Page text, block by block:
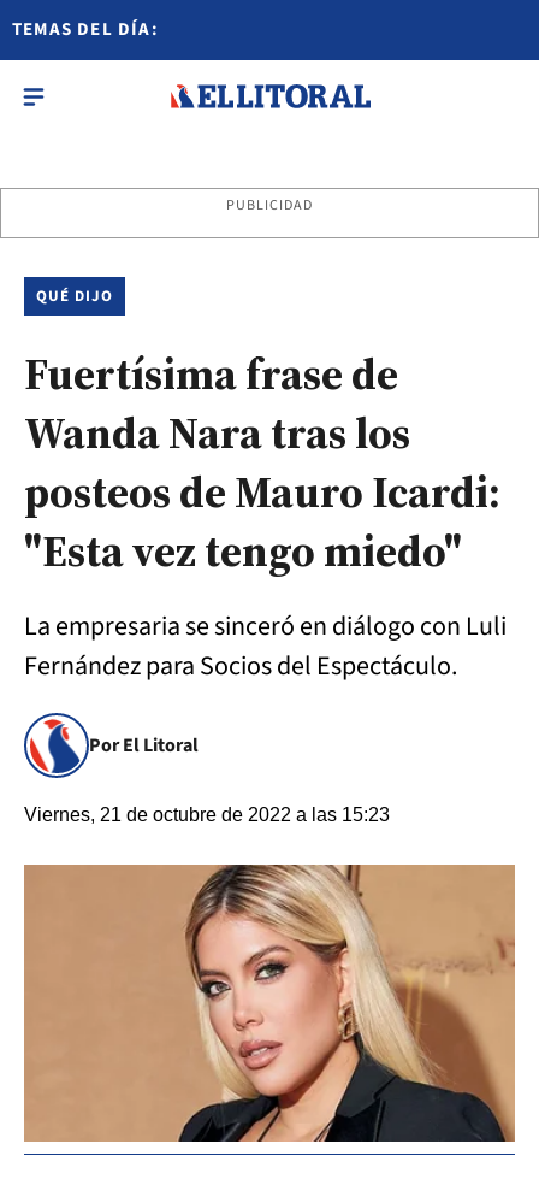
TEMAS DEL DÍA:
PUBLICIDAD
QUÉ DIJO
Fuertísima frase de
Wanda Nara tras los
posteos de Mauro Icardi:
"Esta vez tengo miedo"
La empresaria se sinceró en diálogo con Luli
Fernández para Socios del Espectáculo.
Por El Litoral
Viernes, 21 de octubre de 2022 a las 15:23